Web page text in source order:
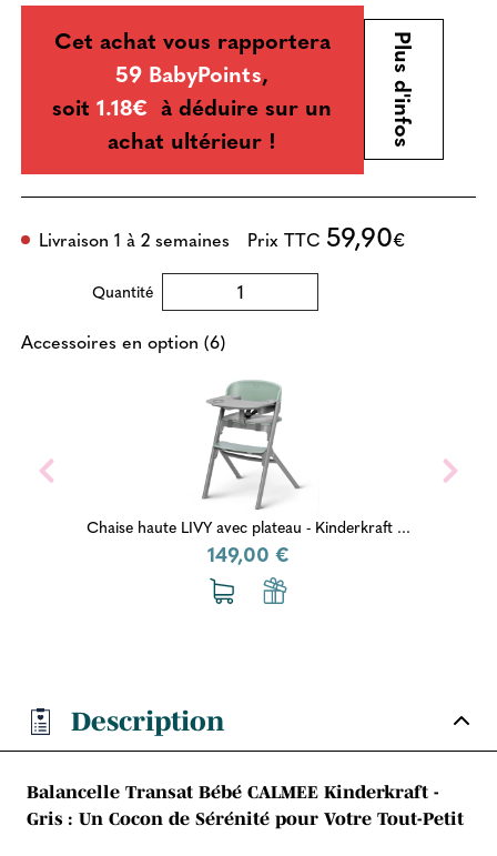
Cet achat vous rapportera
59 BabyPoints,
soit1.18€ à déduire sur un
achat ultérieur !
Plus d'infos
Livraison 1 à 2 semaines Prix TTC 59,90€
Quantité
Accessoires en option (6)
Chaise haute LIVY avec plateau - Kinderkraft ...
149,00 €
Description
Balancelle Transat Bébé CALMEE Kinderkraft -
Gris : Un Cocon de Sérénité pour Votre Tout-Petit